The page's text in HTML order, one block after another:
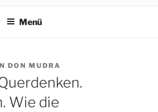
Menü
DON MUDRA
Wie die